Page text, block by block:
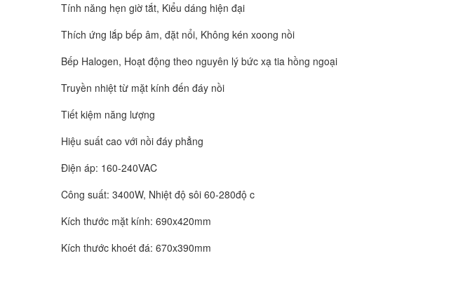
Tính năng hẹn giờ tắt, Kiểu dáng hiện đại
Thích ứng lắp bếp âm, đặt nổi, Không kén xoong nồi
Bếp Halogen, Hoạt động theo nguyên lý bức xạ tia hồng ngoại
Truyền nhiệt từ mặt kính đến đáy nồi
Tiết kiệm năng lượng
Hiệu suất cao với nồi đáy phẳng
Điện áp: 160-240VAC
Công suất: 3400W, Nhiệt độ sôi 60-280độ c
Kích thước mặt kính: 690x420mm
Kích thước khoét đá: 670x390mm